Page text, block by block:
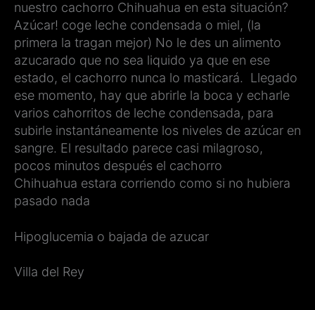
nuestro cachorro Chihuahua en esta situación?
Azúcar! coge leche condensada o miel, (la
primera la tragan mejor) No le des un alimento
azucarado que no sea liquido ya que en ese
estado, el cachorro nunca lo masticará. Llegado
ese momento, hay que abrirle la boca y echarle
varios cahorritos de leche condensada, para
subirle instantáneamente los niveles de azúcar en
sangre. El resultado parece casi milagroso,
pocos minutos después el cachorro
Chihuahua estara corriendo como si no hubiera
pasado nada
Hipoglucemia o bajada de azucar
Villa del Rey